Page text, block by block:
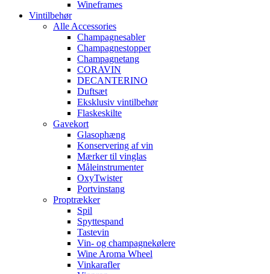
Wineframes
Vintilbehør
Alle Accessories
Champagnesabler
Champagnestopper
Champagnetang
CORAVIN
DECANTERINO
Duftsæt
Eksklusiv vintilbehør
Flaskeskilte
Gavekort
Glasophæng
Konservering af vin
Mærker til vinglas
Måleinstrumenter
OxyTwister
Portvinstang
Proptrækker
Spil
Spyttespand
Tastevin
Vin- og champagnekølere
Wine Aroma Wheel
Vinkarafler